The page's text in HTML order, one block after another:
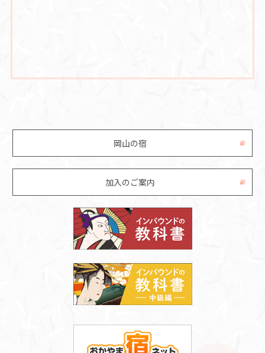
岡山の宿
加入のご案内